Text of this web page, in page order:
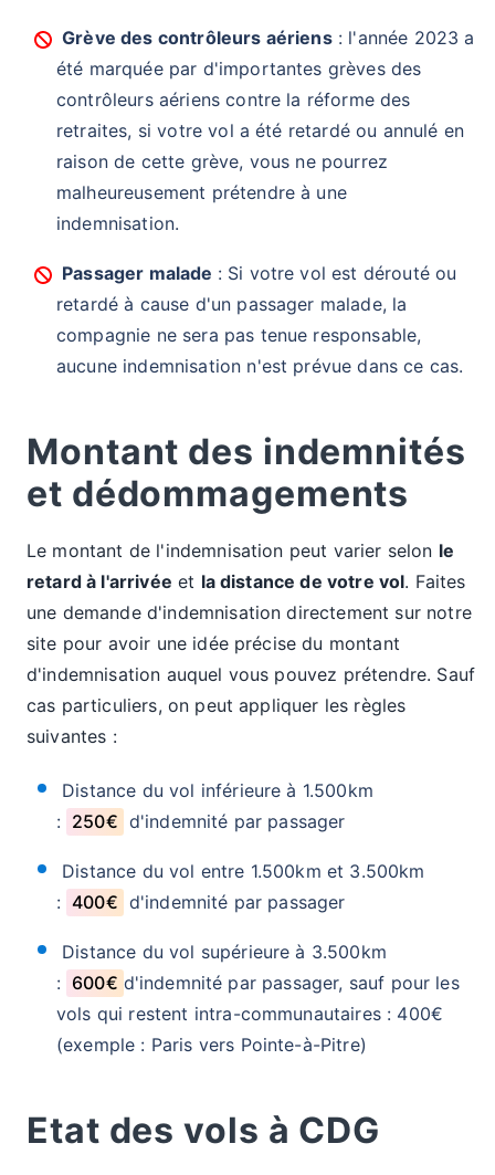
Grève des contrôleurs aériens: l'année 2023 a
été marquée par d'importantes grèves des
contrôleurs aériens contre la réforme des
retraites, si votre vol a été retardé ou annulé en
raison de cette grève, vous ne pourrez
malheureusement prétendre à une
indemnisation.
Passager malade : Si votre vol est dérouté ou
retardé à cause d'un passager malade, la
compagnie ne sera pas tenue responsable,
aucune indemnisation n'est prévue dans ce cas.
Montant des indemnités
et dédommagements
Le montant de l'indemnisation peut varier selon le
retard à l'arrivée et la distance de votre vol. Faites
une demande d'indemnisation directement sur notre
site pour avoir une idée précise du montant
d'indemnisation auquel vous pouvez prétendre. Sauf
cas particuliers, on peut appliquer les règles
suivantes :
Distance du vol inférieure à 1.500km
: 250€ d'indemnité par passager
Distance du vol entre 1.500km et 3.500km
: 400€ d'indemnité par passager
Distance du vol supérieure à 3.500km
: 600€ d'indemnité par passager, sauf pour les
vols qui restent intra-communautaires : 400€
(exemple : Paris vers Pointe-à-Pitre)
Etat des vols à CDG